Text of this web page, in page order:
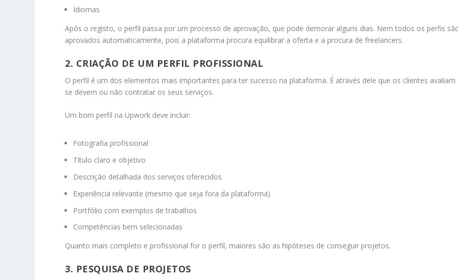
Idiomas
Após o registo, o perfil passa por um processo de aprovação, que pode demorar alguns dias. Nem todos os perfis
aprovados automaticamente, pois a plataforma procura equilibrar a oferta e a procura de freelancers.
2. CRIAÇÃO DE UM PERFIL PROFISSIONAL
O perfil é um dos elementos mais importantes para ter sucesso na plataforma. É através dele que os clientes avaliam
se devem ou não contratar os seus serviços.
Um bom perfil na Upwork deve incluir:
Fotografia profissional
Título claro e objetivo
Descrição detalhada dos serviços oferecidos
Experiência relevante (mesmo que seja fora da plataforma)
Portfólio com exemplos de trabalhos
Competências bem selecionadas
Quanto mais completo e profissional for o perfil, maiores são as hipóteses de conseguir projetos.
3. PESQUISA DE PROJETOS